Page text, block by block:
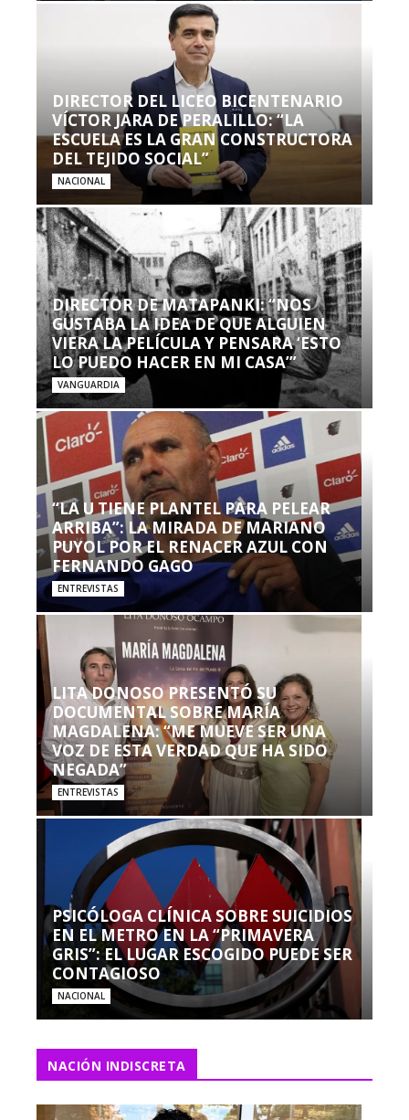
DIRECTOR DEL LICEO BICENTENARIO
VÍCTOR JARA DE PERALILLO: “LA
ESCUELA ES LA GRAN CONSTRUCTORA
DEL TEJIDO SOCIAL”
NACIONAL
DIRECTOR DE MATAPANKI: “NOS
GUSTABA LA IDEA DE QUE ALGUIEN
VIERA LA PELÍCULA Y PENSARA ‘ESTO
LO PUEDO HACER EN MI CASA’”
VANGUARDIA
“LA U TIENE PLANTEL PARA PELEAR
ARRIBA”: LA MIRADA DE MARIANO
PUYOL POR EL RENACER AZUL CON
FERNANDO GAGO
ENTREVISTAS
LITA DONOSO PRESENTÓ SU
DOCUMENTAL SOBRE MARÍA
MAGDALENA: “ME MUEVE SER UNA
VOZ DE ESTA VERDAD QUE HA SIDO
NEGADA”
ENTREVISTAS
PSICÓLOGA CLÍNICA SOBRE SUICIDIOS
EN EL METRO EN LA “PRIMAVERA
GRIS”: EL LUGAR ESCOGIDO PUEDE SER
CONTAGIOSO
NACIONAL
NACIÓN INDISCRETA